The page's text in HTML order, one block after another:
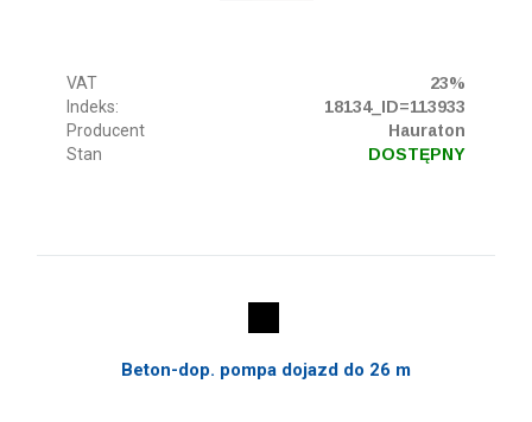
VAT
23%
Indeks:
18134_ID=113933
Producent
Hauraton
Stan
DOSTĘPNY
Beton-dop. pompa dojazd do 26 m